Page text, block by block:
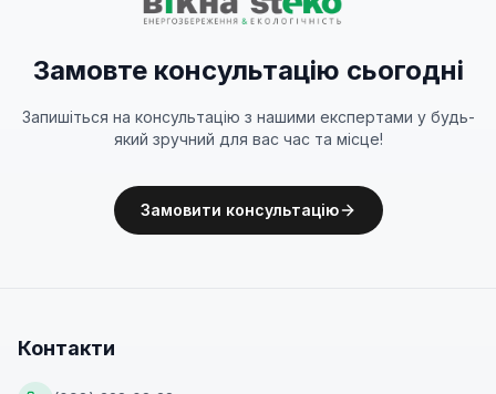
Замовте консультацію сьогодні
Запишіться на консультацію з нашими експертами у будь-
який зручний для вас час та місце!
Замовити консультацію
Контакти